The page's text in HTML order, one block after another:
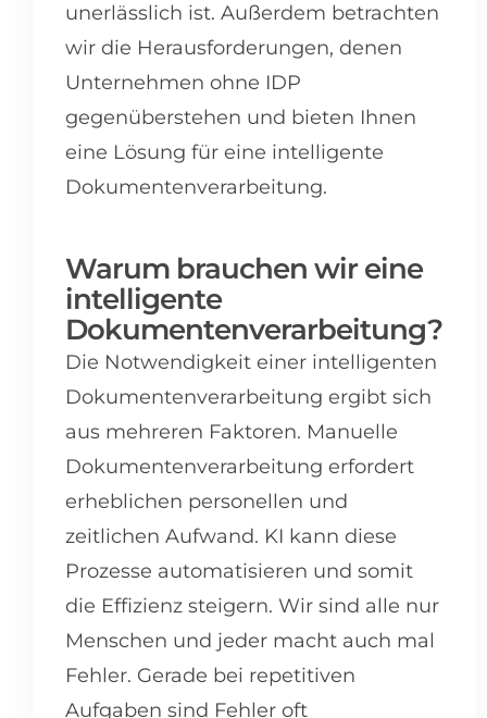
unerlässlich ist. Außerdem betrachten
wir die Herausforderungen, denen
Unternehmen ohne IDP
gegenüberstehen und bieten Ihnen
eine Lösung für eine intelligente
Dokumentenverarbeitung.
Warum brauchen wir eine
intelligente
Dokumentenverarbeitung?
Die Notwendigkeit einer intelligenten
Dokumentenverarbeitung ergibt sich
aus mehreren Faktoren. Manuelle
Dokumentenverarbeitung erfordert
erheblichen personellen und
zeitlichen Aufwand. KI kann diese
Prozesse automatisieren und somit
die Effizienz steigern. Wir sind alle nur
Menschen und jeder macht auch mal
Fehler. Gerade bei repetitiven
Aufgaben sind Fehler oft